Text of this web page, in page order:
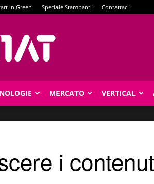
in Green Speciale Stampanti Contattaci
MERCATO VERTICAL
i